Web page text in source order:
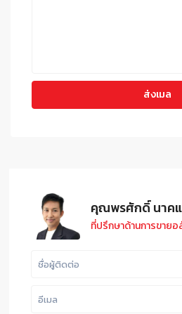
คุณพรศักดิ์ นาค
ที่ปรึกษาด้านการขาย